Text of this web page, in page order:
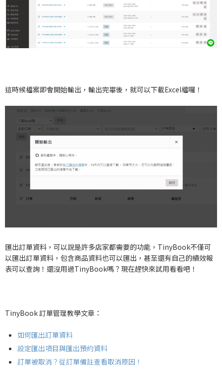
這時候檔案即會開始輸出，輸出完畢後，就可以下載Excel檔囉！
匯出訂單資料，可以說是許多店家都需要的功能，TinyBook不僅可
以匯出訂單資料，包含商品資料也可以匯出，甚至還有自己的績效報
表可以查詢！還沒用過TinyBook嗎？現在趕快來試用看看吧！
TinyBook 訂單管理教學文章：
如何匯出訂單資料
設定匯出項目與匯出預約資料
訂單被取消？從訂單備註查看取消原因！